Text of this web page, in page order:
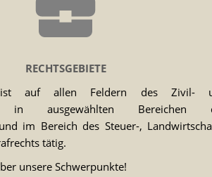
RECHTSGEBIETE
ist auf allen Feldern des Zivil-
in ausgewählten Bereichen
im Bereich des Steuer-,
tätig.
unsere Schwerpunkte!